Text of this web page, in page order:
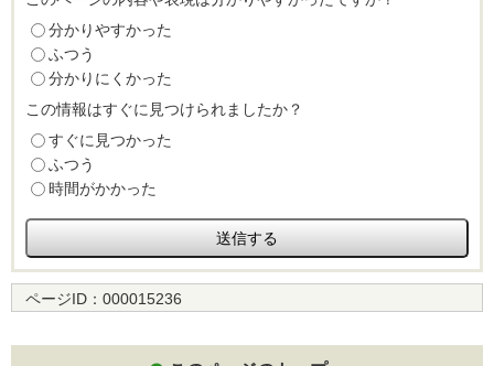
分かりやすかった
ふつう
分かりにくかった
この情報はすぐに見つけられましたか？
すぐに見つかった
ふつう
時間がかかった
ページID： 000015236